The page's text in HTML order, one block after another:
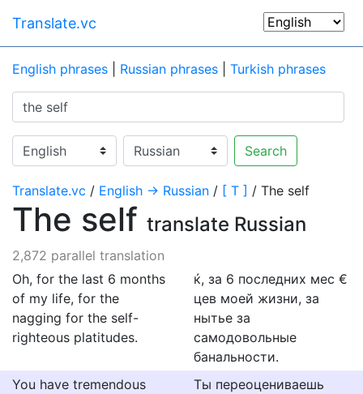
Translate.vc
English phrases Russian phrases Turkish phrases
Search
Translate.vc / English → Russian / [ T ] / The self
The self translate Russian
2,872 parallel translation
Oh, for the last 6 months
of my life, for the
nagging for the self-
righteous platitudes.
ќ, за 6 последних мес €
цев моей жизни, за
нытье за
самодовольные
банальности.
You have tremendous
Ты переоцениваешь